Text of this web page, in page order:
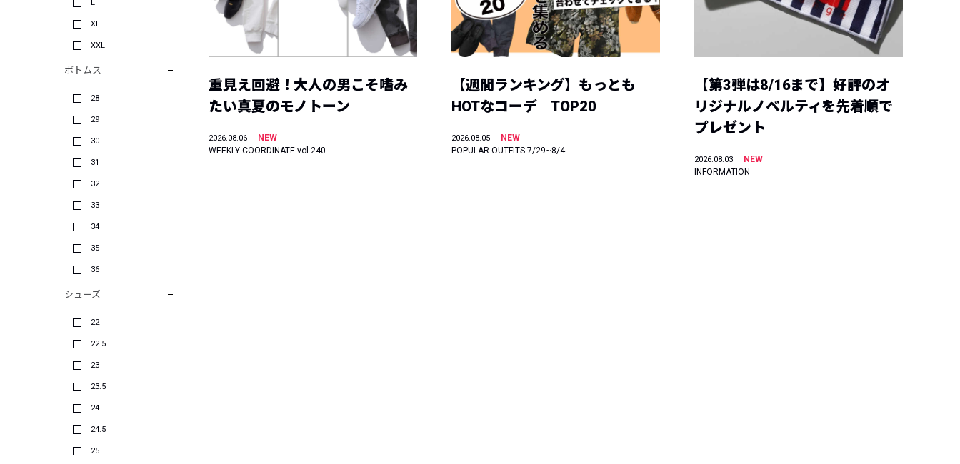
L
XL
XXL
ボトムス
28
29
30
31
32
33
34
35
36
シューズ
22
22.5
23
23.5
24
24.5
25
重見え回避！大人の男こそ嗜み
たい真夏のモノトーン
2026.08.06
NEW
WEEKLY COORDINATE vol.240
【週間ランキング】もっとも
HOTなコーデ｜TOP20
2026.08.05
NEW
POPULAR OUTFITS 7/29~8/4
【第3弾は8/16まで】好評のオ
リジナルノベルティを先着順で
プレゼント
2026.08.03
NEW
INFORMATION